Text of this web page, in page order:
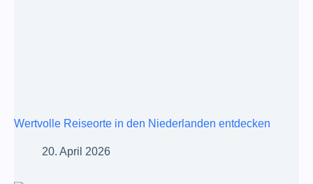
Wertvolle Reiseorte in den Niederlanden entdecken
20. April 2026